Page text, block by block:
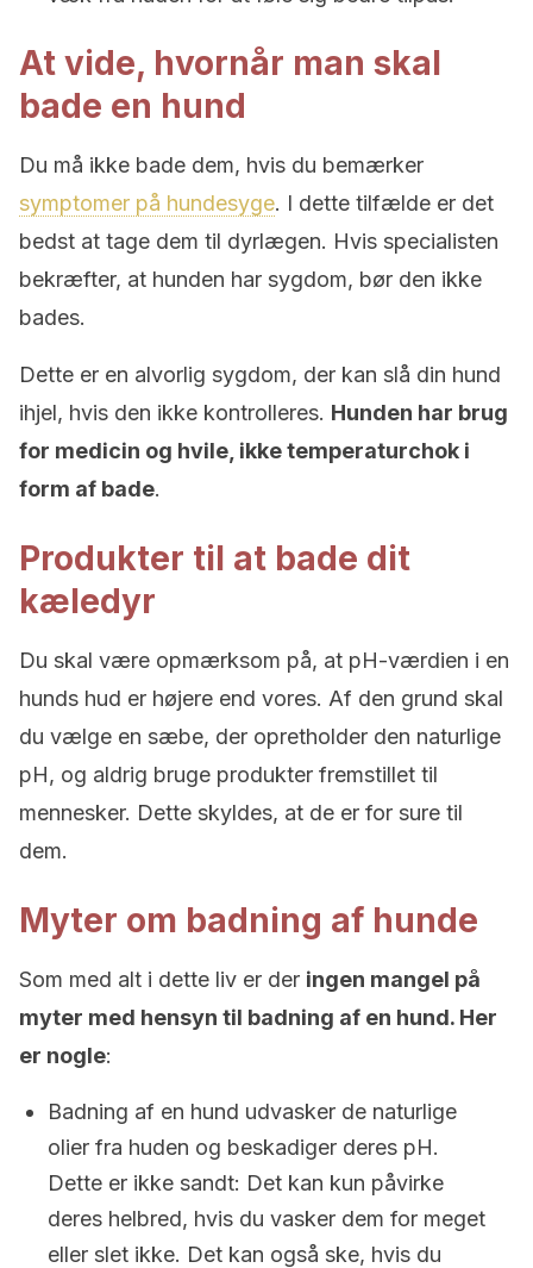
At vide, hvornår man skal
bade en hund
Du må ikke bade dem, hvis du bemærker
symptomer på hundesyge. I dette tilfælde er det
bedst at tage dem til dyrlægen. Hvis specialisten
bekræfter, at hunden har sygdom, bør den ikke
bades.
Dette er en alvorlig sygdom, der kan slå din hund
ihjel, hvis den ikke kontrolleres. Hunden har brug
for medicin og hvile, ikke temperaturchok i
form af bade.
Produkter til at bade dit
kæledyr
Du skal være opmærksom på, at pH-værdien i en
hunds hud er højere end vores. Af den grund skal
du vælge en sæbe, der opretholder den naturlige
pH, og aldrig bruge produkter fremstillet til
mennesker. Dette skyldes, at de er for sure til
dem.
Myter om badning af hunde
Som med alt i dette liv er der ingen mangel på
myter med hensyn til badning af en hund. Her
er nogle:
Badning af en hund udvasker de naturlige
olier fra huden og beskadiger deres pH.
Dette er ikke sandt: Det kan kun påvirke
deres helbred, hvis du vasker dem for meget
eller slet ikke. Det kan også ske, hvis du